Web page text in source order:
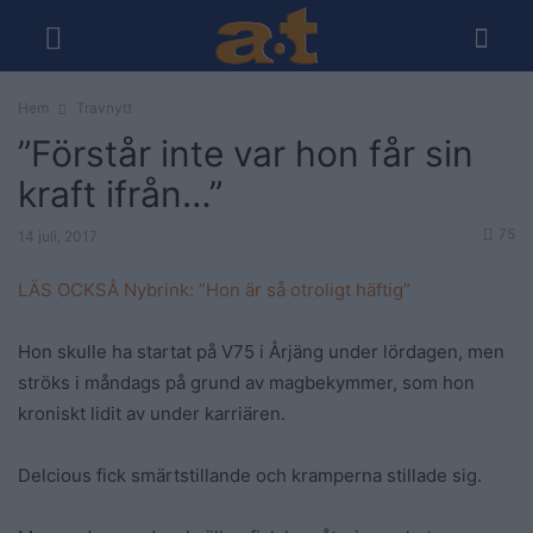
Hem Travnytt
”Förstår inte var hon får sin
kraft ifrån…”
14 juli, 2017 75
LÄS OCKSÅ Nybrink: ”Hon är så otroligt häftig”
Hon skulle ha startat på V75 i Årjäng under lördagen, men
ströks i måndags på grund av magbekymmer, som hon
kroniskt lidit av under karriären.
Delcious fick smärtstillande och kramperna stillade sig.